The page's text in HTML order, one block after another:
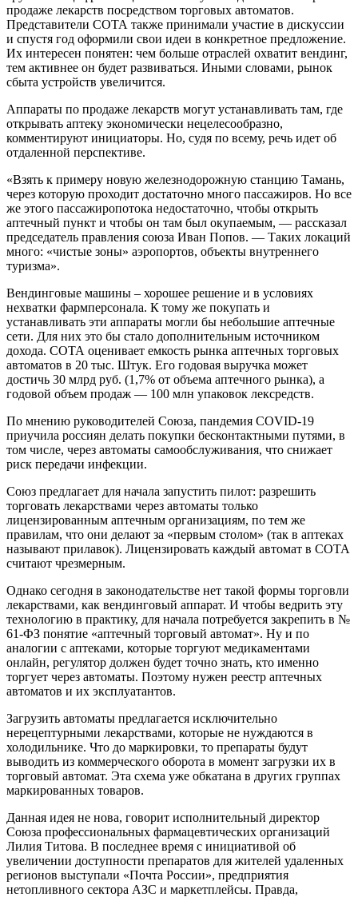
продаже лекарств посредством торговых автоматов.
Представители СОТА также принимали участие в дискуссии
и спустя год оформили свои идеи в конкретное предложение.
Их интересен понятен: чем больше отраслей охватит вендинг,
тем активнее он будет развиваться. Иными словами, рынок
сбыта устройств увеличится.
Аппараты по продаже лекарств могут устанавливать там, где
открывать аптеку экономически нецелесообразно,
комментируют инициаторы. Но, судя по всему, речь идет об
отдаленной перспективе.
«Взять к примеру новую железнодорожную станцию Тамань,
через которую проходит достаточно много пассажиров. Но все
же этого пассажиропотока недостаточно, чтобы открыть
аптечный пункт и чтобы он там был окупаемым, — рассказал
председатель правления союза Иван Попов. — Таких локаций
много: «чистые зоны» аэропортов, объекты внутреннего
туризма».
Вендинговые машины – хорошее решение и в условиях
нехватки фармперсонала. К тому же покупать и
устанавливать эти аппараты могли бы небольшие аптечные
сети. Для них это бы стало дополнительным источником
дохода. СОТА оценивает емкость рынка аптечных торговых
автоматов в 20 тыс. Штук. Его годовая выручка может
достичь 30 млрд руб. (1,7% от объема аптечного рынка), а
годовой объем продаж — 100 млн упаковок лексредств.
По мнению руководителей Союза, пандемия COVID-19
приучила россиян делать покупки бесконтактными путями, в
том числе, через автоматы самообслуживания, что снижает
риск передачи инфекции.
Союз предлагает для начала запустить пилот: разрешить
торговать лекарствами через автоматы только
лицензированным аптечным организациям, по тем же
правилам, что они делают за «первым столом» (так в аптеках
называют прилавок). Лицензировать каждый автомат в СОТА
считают чрезмерным.
Однако сегодня в законодательстве нет такой формы торговли
лекарствами, как вендинговый аппарат. И чтобы ведрить эту
технологию в практику, для начала потребуется закрепить в №
61-ФЗ понятие «аптечный торговый автомат». Ну и по
аналогии с аптеками, которые торгуют медикаментами
онлайн, регулятор должен будет точно знать, кто именно
торгует через автоматы. Поэтому нужен реестр аптечных
автоматов и их эксплуатантов.
Загрузить автоматы предлагается исключительно
нерецептурными лекарствами, которые не нуждаются в
холодильнике. Что до маркировки, то препараты будут
выводить из коммерческого оборота в момент загрузки их в
торговый автомат. Эта схема уже обкатана в других группах
маркированных товаров.
Данная идея не нова, говорит исполнительный директор
Союза профессиональных фармацевтических организаций
Лилия Титова. В последнее время с инициативой об
увеличении доступности препаратов для жителей удаленных
регионов выступали «Почта России», предприятия
нетопливного сектора АЗС и маркетплейсы. Правда,